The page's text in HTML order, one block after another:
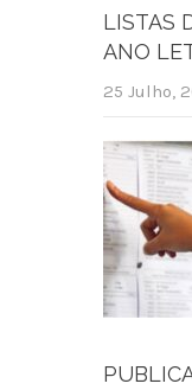
LISTAS
ANO
25 Julho,